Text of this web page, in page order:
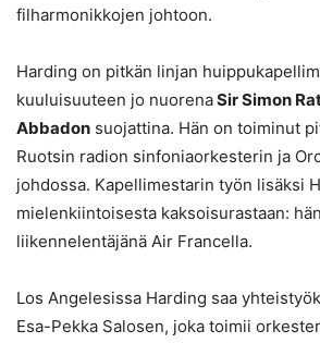
filharmonikkojen johtoon.
Harding on pitkän linjan
kuuluisuuteen jo nuorenaSir Simon
Abbadon suojattina. Hän on toiminut
Ruotsin radion sinfoniaorkesterin ja
johdossa. Kapellimestarin työn lisäksi
mielenkiintoisesta kaksoisurastaan:
liikennelentäjänä Air Francella.
Los Angelesissa Harding saa
Esa-Pekka Salosen, joka toimii